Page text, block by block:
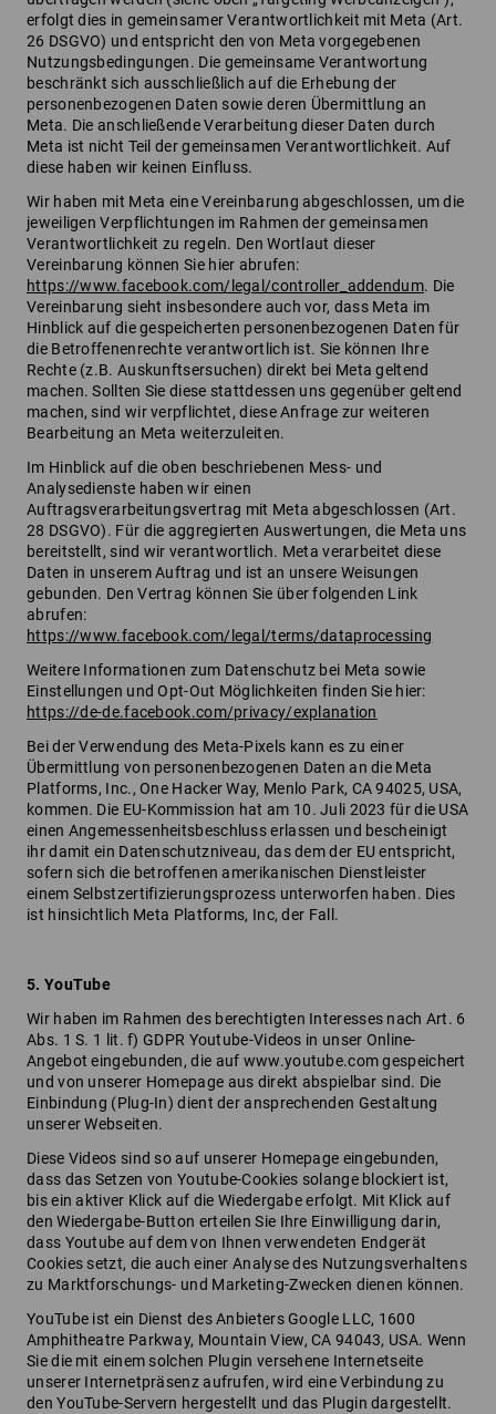
erfolgt dies in gemeinsamer Verantwortlichkeit mit Meta (Art.
26 DSGVO) und entspricht den von Meta vorgegebenen
Nutzungsbedingungen. Die gemeinsame Verantwortung
beschränkt sich ausschließlich auf die Erhebung der
personenbezogenen Daten sowie deren Übermittlung an
Meta. Die anschließende Verarbeitung dieser Daten durch
Meta ist nicht Teil der gemeinsamen Verantwortlichkeit. Auf
diese haben wir keinen Einfluss.
Wir haben mit Meta eine Vereinbarung abgeschlossen, um die
jeweiligen Verpflichtungen im Rahmen der gemeinsamen
Verantwortlichkeit zu regeln. Den Wortlaut dieser
Vereinbarung können Sie hier abrufen:
https://www.facebook.com/legal/controller_addendum. Die
Vereinbarung sieht insbesondere auch vor, dass Meta im
Hinblick auf die gespeicherten personenbezogenen Daten für
die Betroffenenrechte verantwortlich ist. Sie können Ihre
Rechte (z.B. Auskunftsersuchen) direkt bei Meta geltend
machen. Sollten Sie diese stattdessen uns gegenüber geltend
machen, sind wir verpflichtet, diese Anfrage zur weiteren
Bearbeitung an Meta weiterzuleiten.
Im Hinblick auf die oben beschriebenen Mess- und
Analysedienste haben wir einen
Auftragsverarbeitungsvertrag mit Meta abgeschlossen (Art.
28 DSGVO). Für die aggregierten Auswertungen, die Meta uns
bereitstellt, sind wir verantwortlich. Meta verarbeitet diese
Daten in unserem Auftrag und ist an unsere Weisungen
gebunden. Den Vertrag können Sie über folgenden Link
abrufen:
https://www.facebook.com/legal/terms/dataprocessing
Weitere Informationen zum Datenschutz bei Meta sowie
Einstellungen und Opt-Out Möglichkeiten finden Sie hier:
https://de-de.facebook.com/privacy/explanation
Bei der Verwendung des Meta-Pixels kann es zu einer
Übermittlung von personenbezogenen Daten an die Meta
Platforms, Inc., One Hacker Way, Menlo Park, CA 94025, USA,
kommen. Die EU-Kommission hat am 10. Juli 2023 für die USA
einen Angemessenheitsbeschluss erlassen und bescheinigt
ihr damit ein Datenschutzniveau, das dem der EU entspricht,
sofern sich die betroffenen amerikanischen Dienstleister
einem Selbstzertifizierungsprozess unterworfen haben. Dies
ist hinsichtlich Meta Platforms, Inc, der Fall.
5. YouTube
Wir haben im Rahmen des berechtigten Interesses nach Art. 6
Abs. 1 S. 1 lit. f) GDPR Youtube-Videos in unser Online-
Angebot eingebunden, die auf www.youtube.com gespeichert
und von unserer Homepage aus direkt abspielbar sind. Die
Einbindung (Plug-In) dient der ansprechenden Gestaltung
unserer Webseiten.
Diese Videos sind so auf unserer Homepage eingebunden,
dass das Setzen von Youtube-Cookies solange blockiert ist,
bis ein aktiver Klick auf die Wiedergabe erfolgt. Mit Klick auf
den Wiedergabe-Button erteilen Sie Ihre Einwilligung darin,
dass Youtube auf dem von Ihnen verwendeten Endgerät
Cookies setzt, die auch einer Analyse des Nutzungsverhaltens
zu Marktforschungs- und Marketing-Zwecken dienen können.
YouTube ist ein Dienst des Anbieters Google LLC, 1600
Amphitheatre Parkway, Mountain View, CA 94043, USA. Wenn
Sie die mit einem solchen Plugin versehene Internetseite
unserer Internetpräsenz aufrufen, wird eine Verbindung zu
den YouTube-Servern hergestellt und das Plugin dargestellt.